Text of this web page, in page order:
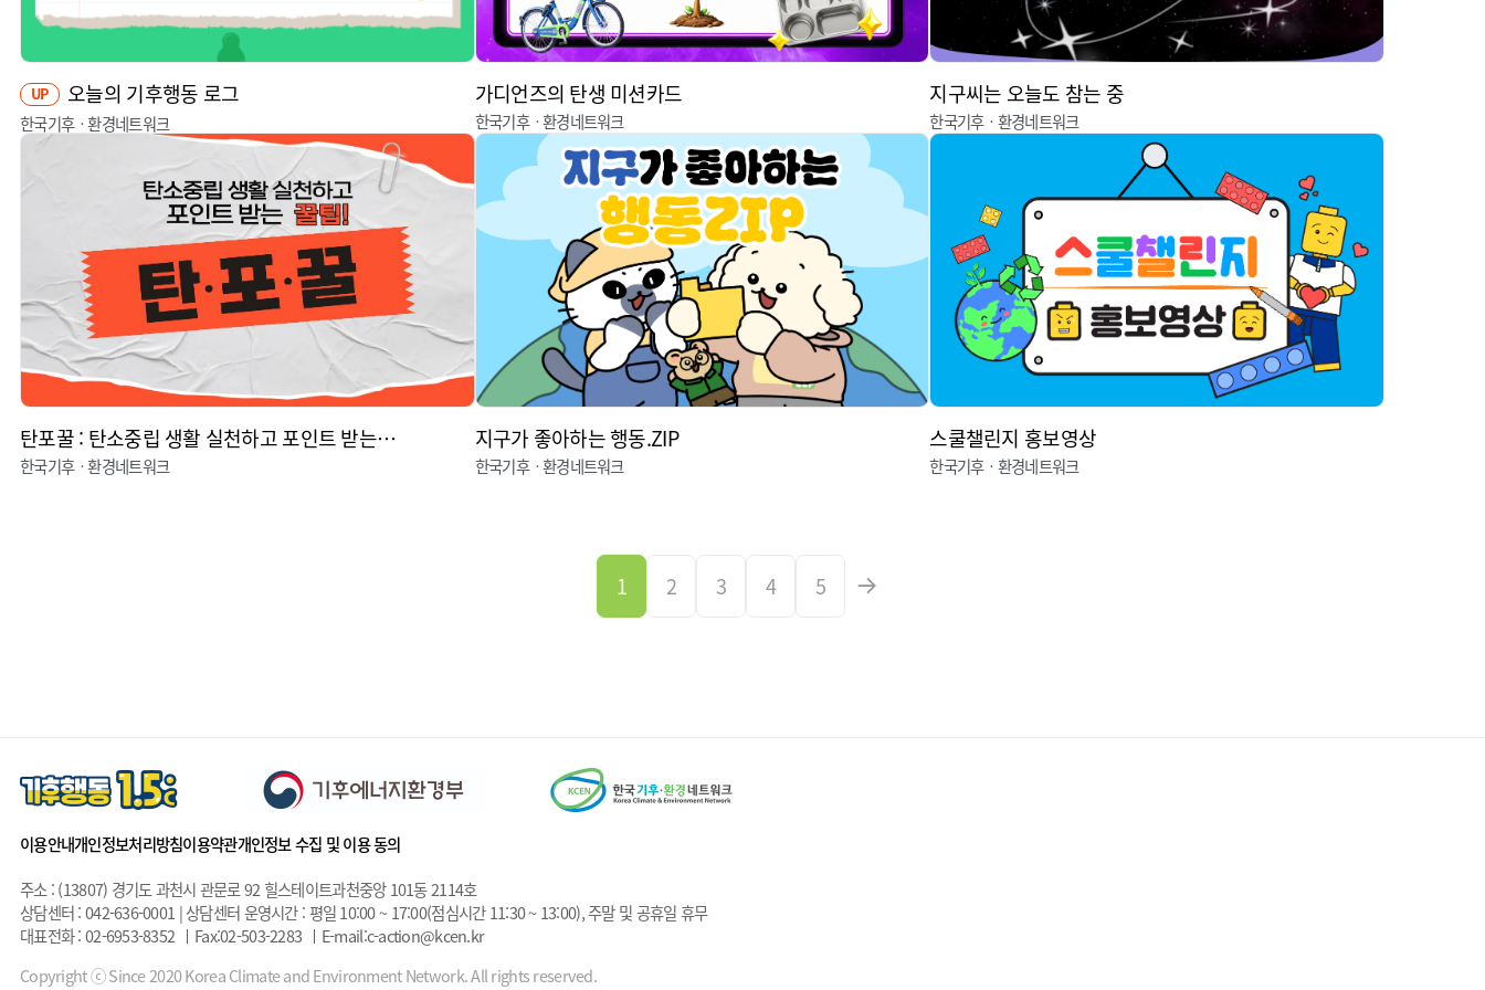
UP 오늘의 기후행동 로그
한국기후ㆍ환경네트워크
가디언즈의 탄생 미션카드
한국기후ㆍ환경네트워크
지구씨는 오늘도 참는 중
한국기후ㆍ환경네트워크
탄포꿀 : 탄소중립 생활 실천하고 포인트 받는 꿀팁
한국기후ㆍ환경네트워크
지구가 좋아하는 행동.ZIP
한국기후ㆍ환경네트워크
스쿨챌린지 홍보영상
한국기후ㆍ환경네트워크
1 2 3 4 5
이용안내개인정보처리방침이용약관개인정보 수집 및 이용 동의
주소 : (13807) 경기도 과천시 관문로 92 힐스테이트과천중앙 101동 2114호
상담센터 : 042-636-0001 | 상담센터 운영시간 : 평일 10:00 ~ 17:00(점심시간 11:30 ~ 13:00), 주말 및 공휴일 휴무
대표전화 : 02-6953-8352
Fax:02-503-2283
E-mail:c-action@kcen.kr
Copyright ⓒ Since 2020 Korea Climate and Environment Network. All rights reserved.